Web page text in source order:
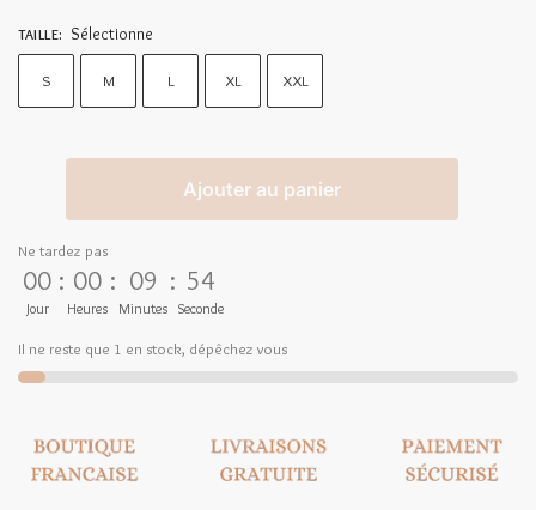
TAILLE: Sélectionne
S M L XL XXL
Ajouter au panier
Ne tardez pas
00
Jour
: 00
Heures
: 09
Minutes
: 53
Seconde
Il ne reste que 1 en stock, dépêchez vous